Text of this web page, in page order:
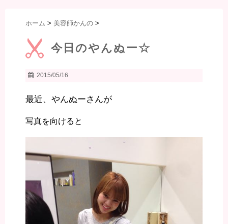
ホーム > 美容師かんの >
今日のやんぬー☆
2015/05/16
最近、やんぬーさんが
写真を向けると